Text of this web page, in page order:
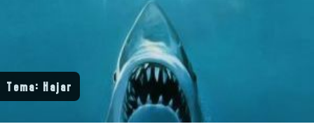
Tema: Hajar